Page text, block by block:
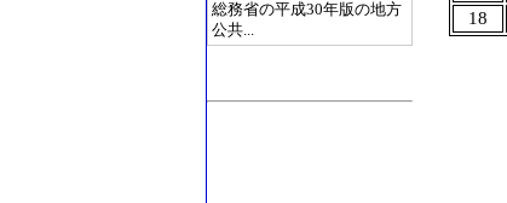
18
総務省の平成30年版の地方
公共...